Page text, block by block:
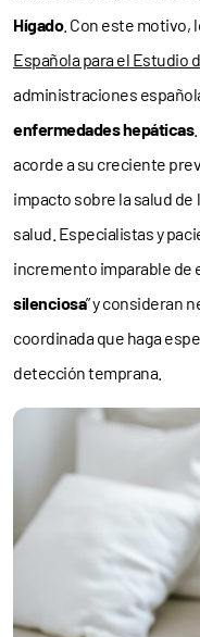
Hígado. Con este motivo,
Española para el Estudio
administraciones
enfermedades hepáticas
acorde a su creciente
impacto sobre la salud de
salud. Especialistas y
incremento imparable de
silenciosa” y consideran
coordinada que haga
detección temprana.